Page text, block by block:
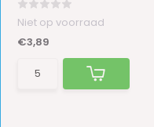
Niet op voorraad
€3,89